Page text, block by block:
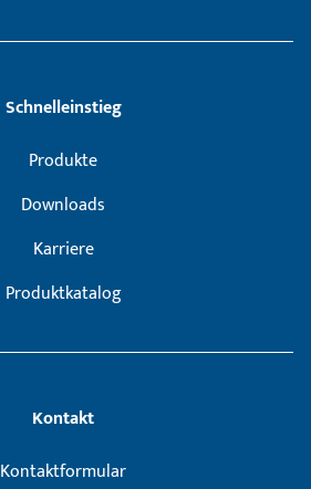
Schnelleinstieg
Produkte
Downloads
Karriere
Produktkatalog
Kontakt
Kontaktformular